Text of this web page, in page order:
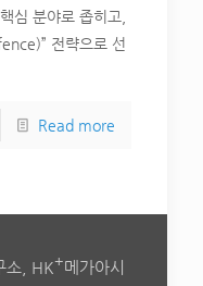
심 분야로 좁히고,
전략으로 선
Read more
소, HK+메가아시